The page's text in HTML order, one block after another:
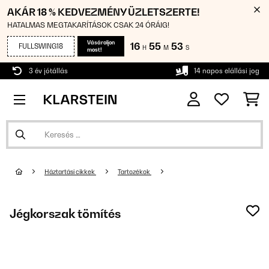
AKÁR 18 % KEDVEZMÉNY ÜZLETSZERTE!
HATALMAS MEGTAKARÍTÁSOK CSAK 24 ÓRÁIG!
FULLSWING18
Vásároljon
most!
16 H 55 M 53 S
3 év jótállás 14 napos elállási jog
Háztartási cikkek Tartozékok
Jégkorszak tömítés